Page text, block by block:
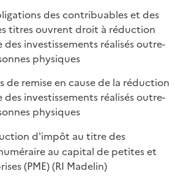
des contribuables et des
titres ouvrent droit à réduction
investissements réalisés outre-
physiques
de remise en cause de la réduction
investissements réalisés outre-
physiques
d'impôt au titre des
au capital de petites et
(PME) (RI Madelin)